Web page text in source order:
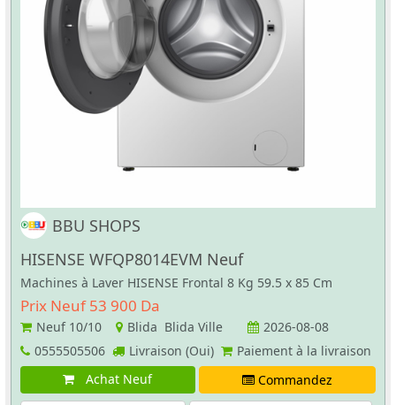
BBU SHOPS
HISENSE WFQP8014EVM Neuf
Machines à Laver HISENSE Frontal 8 Kg 59.5 x 85 Cm
Prix Neuf 53 900 Da
Neuf 10/10 Blida Blida Ville
2026-08-08
0555505506
Livraison (Oui)
Paiement à la livraison
Achat Neuf
Commandez